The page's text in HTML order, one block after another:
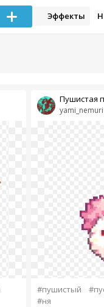
Эффекты
yami_nemuri
Пушистая
#пушистый
#ня